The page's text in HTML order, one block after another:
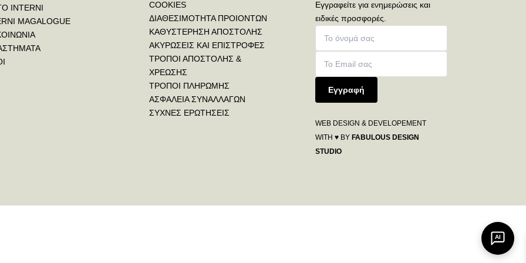
INTERNI
MAGALOGUE
COOKIES
ΔΙΑΘΕΣΙΜΟΤΗΤΑ ΠΡΟΙΟΝΤΩΝ
ΚΑΘΥΣΤΕΡΗΣΗ ΑΠΟΣΤΟΛΗΣ
ΑΚΥΡΩΣΕΙΣ ΚΑΙ ΕΠΙΣΤΡΟΦΕΣ
ΤΡΟΠΟΙ ΑΠΟΣΤΟΛΗΣ &
ΧΡΕΩΣΗΣ
ΤΡΟΠΟΙ ΠΛΗΡΩΜΗΣ
ΑΣΦΑΛΕΙΑ ΣΥΝΑΛΛΑΓΩΝ
ΣΥΧΝΕΣ ΕΡΩΤΗΣΕΙΣ
Εγγραφείτε για ενημερώσεις και
ειδικές προσφορές.
Εγγραφή
WEB DESIGN & DEVELOPEMENT
WITH ♥ BY FABULOUS DESIGN
STUDIO
AI